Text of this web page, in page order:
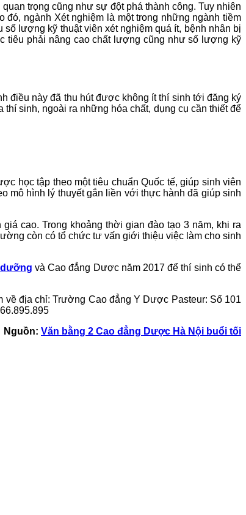
trọng cũng như sự đột phá thành công. Tuy nhiên
ngành Xét nghiệm là một trong những ngành tiềm
lượng kỹ thuật viên xét nghiệm quá ít, bệnh nhân bị
tiêu phải nâng cao chất lượng cũng như số lượng kỹ
điều này đã thu hút được không ít thí sinh tới đăng ký
sinh, ngoài ra những hóa chất, dụng cụ cần thiết để
học tập theo một tiêu chuẩn Quốc tế, giúp sinh viên
mô hình lý thuyết gắn liền với thực hành đã giúp sinh
cao. Trong khoảng thời gian đào tạo 3 năm, khi ra
còn có tổ chức tư vấn giới thiệu việc làm cho sinh
và Cao đẳng Dược năm 2017 để thí sinh có thể
về địa chỉ: Trường Cao đẳng Y Dược Pasteur: Số 101
Nguồn: Văn bằng 2 Cao đẳng Dược Hà Nội buổi tối